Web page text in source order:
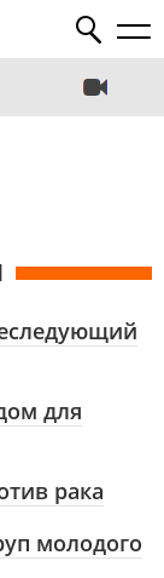
для
рака
молодого